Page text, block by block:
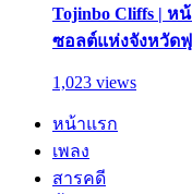
Tojinbo Cliffs | ห
ซอลต์แห่งจังหวัด
1,023 views
หน้าแรก
เพลง
สารคดี